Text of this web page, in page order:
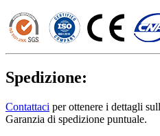
Spedizione:
Contattaci per ottenere i dettagli
Garanzia di spedizione puntuale.